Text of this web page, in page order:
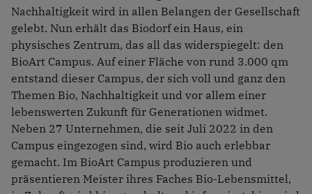
Nachhaltigkeit wird in allen Belangen der Gesellschaft
gelebt. Nun erhält das Biodorf ein Haus, ein
physisches Zentrum, das all das widerspiegelt: den
BioArt Campus. Auf einer Fläche von rund 3.000 qm
entstand dieser Campus, der sich voll und ganz den
Themen Bio, Nachhaltigkeit und vor allem einer
lebenswerten Zukunft für Generationen widmet.
Neben 27 Unternehmen, die seit Juli 2022 in den
Campus eingezogen sind, wird Bio auch erlebbar
gemacht. Im BioArt Campus produzieren und
präsentieren Meister ihres Faches Bio-Lebensmittel,